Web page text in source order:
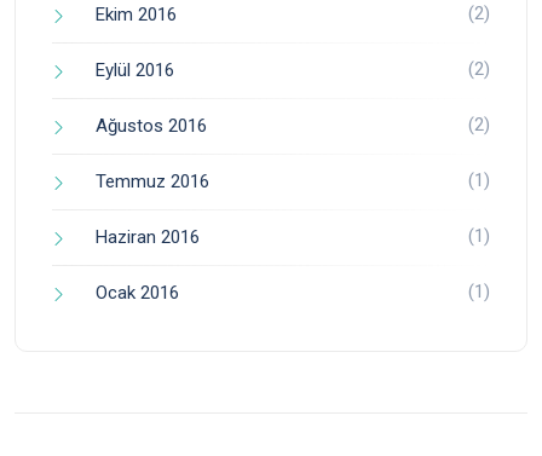
Ekim 2016 (2)
Eylül 2016 (2)
Ağustos 2016 (2)
Temmuz 2016 (1)
Haziran 2016 (1)
Ocak 2016 (1)